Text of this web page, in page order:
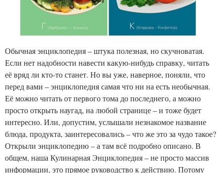
Обычная энциклопедия – штука полезная, но скучноватая.
Если нет надобности навести какую-нибудь справку, читать
её вряд ли кто-то станет. Но вы уже, наверное, поняли, что
перед вами – энциклопедия самая что ни на есть необычная.
Её можно читать от первого тома до последнего, а можно
просто открыть наугад, на любой странице – и тоже будет
интересно. Или, допустим, услышали незнакомое название
блюда, продукта, заинтересовались – что же это за чудо такое?
Открыли энциклопедию – а там всё подробно описано. В
общем, наша Кулинарная Энциклопедия – не просто массив
информации, это прямое руководство к действию. Потому